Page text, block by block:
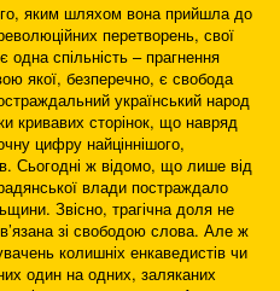
яким шляхом вона прийшла до
перетворень, свої
одна спільність – прагнення
якої, безперечно, є свобода
український народ
кривавих сторінок, що навряд
цифру найціннішого,
Сьогодні ж відомо, що лише від
влади постраждало
Звісно, трагічна доля не
зі свободою слова. Але ж
колишніх енкаведистів чи
один на одних, заляканих